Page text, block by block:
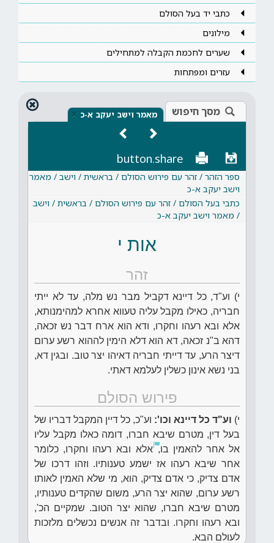
כתבי יד בעל הסולם
מילונים
שערים לחכמת הקבלה למתחילים
עזרים ומפתחות
מסך חיפוש מאמר וישב יעקב א-כ ×
button.share
ספר הזהר / זהר עם פירוש הסולם / בראשית / וישב / מאמר
וישב יעקב א-כ
כתבי בעל הסולם / זהר עם פירוש הסולם / בראשית / וישב
/ מאמר וישב יעקב א-כ
אות י
זהר
י) וע"ד, כל דיינא דקביל מבר נש מלה, עד לא ייתי
חבריה, כאילו מקבל עליה טעווא אחרא למהימנותא,
אלא ובא רעהו וחקרו, ודא הוא ארח דבר נש זכאה,
דהא ב"נ זכאה, דא הוא דלא הימין לההוא רשע ערום
דיצר הרע, עד דייתי חבריה דאיהו יצר טוב. ובגין דא,
בני נשא אינון כשלין לעלמא דאתי.
פירוש הסולם
י) וע"ד כל דיינא וכו': וע"כ, כל דיין המקבל דבריו של
בעל דין, מטרם שיבא חברו, דומה כאלו מקבל עליו
אל אחר להאמין בו,אלא ובא רעהו וחקרו, כלומר
אחר שיבא רעהו אז ישמע טענותיו. וזהו דרכו של
אדם צדיק, כי אדם צדיק, הוא, מי שלא האמין לאותו
רשע ערום, שהוא יצר הרע, משום שהקדים טענותיו,
מטרם שיבא חברו, שהוא יצר הטוב. שמקיים הכ',
ובא רעהו וחקרו. ובדבר זה אנשים נכשלים מלזכות
לעולם הבא.